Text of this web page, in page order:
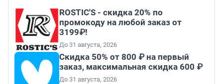
ROSTIC'S - скидка 20% по
промокоду на любой заказ от
3199₽!
До 31 августа, 2026
Скидка 50% от 800 ₽ на первый
заказ, максимальная скидка 600 ₽
До 31 августа, 2026